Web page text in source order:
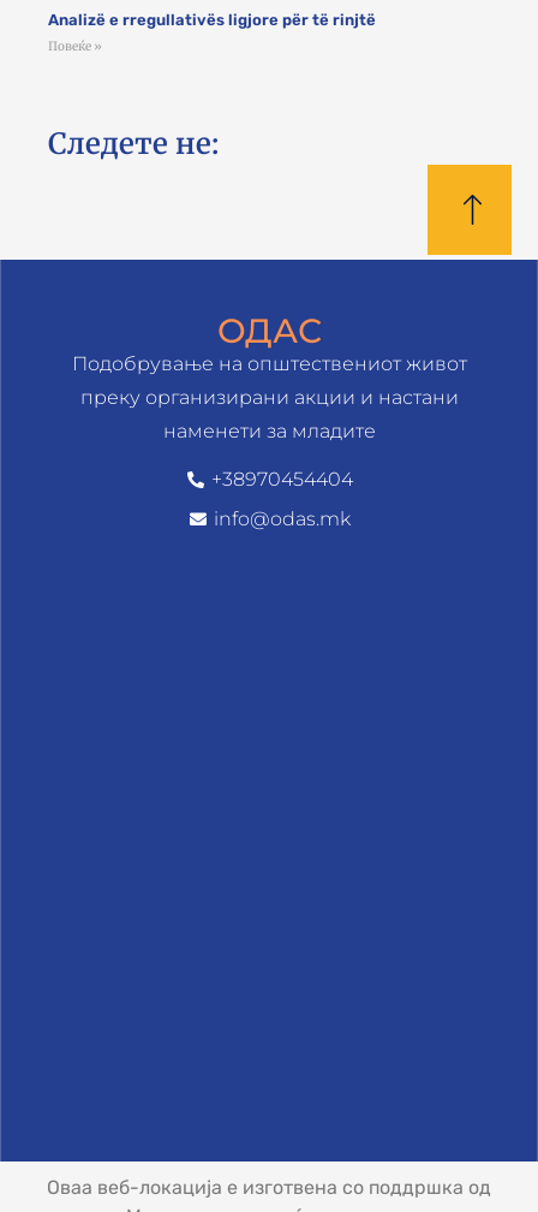
Analizë e rregullativës ligjore për të rinjtë
Повеќе »
Следете не:
ОДАС
Подобрување на општествениот живот
преку организирани акции и настани
наменети за младите
+38970454404
info@odas.mk
Оваа веб-локација е изготвена со поддршка од